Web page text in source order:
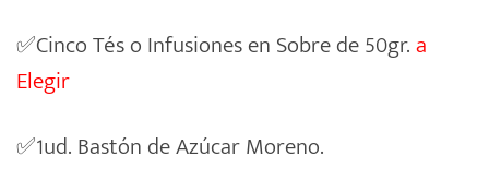
✅Cinco Tés o Infusiones en Sobre de 50gr.a
Elegir
✅1ud. Bastón de Azúcar Moreno.